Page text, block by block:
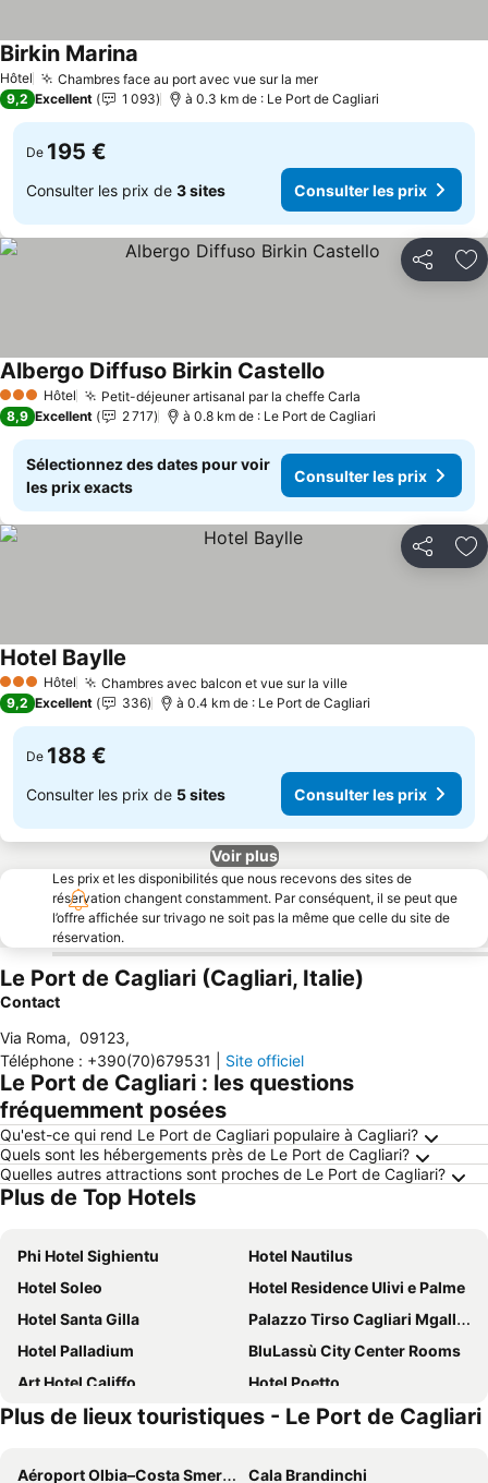
Hôtel Chambres face au port avec vue sur la mer
Birkin Marina
9,2 Excellent 1 093 à 0.3 km de : Le Port de Cagliari
De 195 €
Consulter les prix de 3 sites Consulter les prix
Partager
3 ÉtoilesHôtel Petit-déjeuner artisanal par la cheffe Carla
Albergo Diffuso Birkin Castello
8,9 Excellent 2 717 à 0.8 km de : Le Port de Cagliari
Sélectionnez des dates pour voir
les prix exacts
Consulter les prix
Partager
3 ÉtoilesHôtel Chambres avec balcon et vue sur la ville
Hotel Baylle
9,2 Excellent 336 à 0.4 km de : Le Port de Cagliari
De 188 €
Consulter les prix de 5 sites Consulter les prix
Voir plus
Les prix et les disponibilités que nous recevons des sites de
réservation changent constamment. Par conséquent, il se peut que
l’offre affichée sur trivago ne soit pas la même que celle du site de
réservation.
Le Port de Cagliari (Cagliari, Italie)
Contact
Via Roma, 09123,
Téléphone : +390(70)679531 Site officiel
Le Port de Cagliari : les questions
fréquemment posées
Qu'est-ce qui rend Le Port de Cagliari populaire à Cagliari?
Quels sont les hébergements près de Le Port de Cagliari?
Quelles autres attractions sont proches de Le Port de Cagliari?
Plus de Top Hotels
Phi Hotel Sighientu
Hotel Nautilus
Hotel Soleo
Hotel Residence Ulivi e Palme
Hotel Santa Gilla
Palazzo Tirso Cagliari Mgallery
Hotel Palladium
BluLassù City Center Rooms
Art Hotel Califfo
Hotel Poetto
Best Western Hotel Residence Italia
UNA HOTELS T Hotel Cagliari
Mimì Rooms
Miramare Cagliari Hotel Museo
Plus de lieux touristiques - Le Port de Cagliari
Aéroport Olbia–Costa Smeralda–Prince Karim Aga Khan IV
Cala Brandinchi